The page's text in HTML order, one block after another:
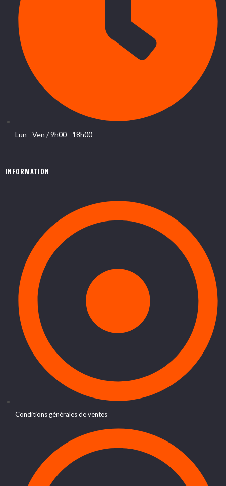
Lun - Ven / 9h00 - 18h00
INFORMATION
Conditions générales de ventes